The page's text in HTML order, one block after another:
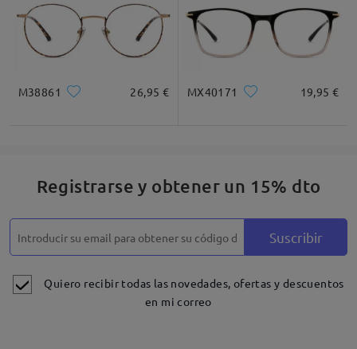
M38861 26,95 € MX40171 19,95 €
Registrarse y obtener un 15% dto
Suscribir
Quiero recibir todas las novedades, ofertas y descuentos
en mi correo